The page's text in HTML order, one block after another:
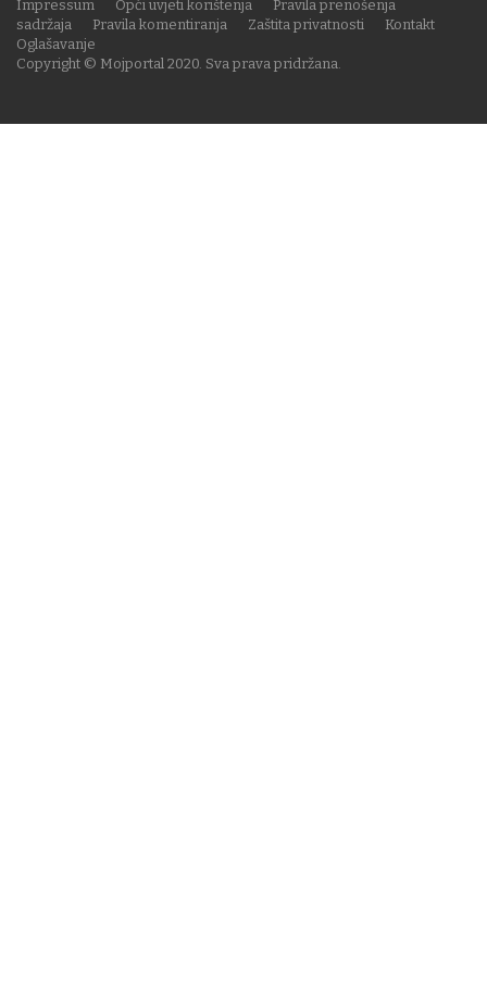
Copyright © Mojportal 2020. Sva prava pridržana.
Impressum Opći uvjeti korištenja
Pravila prenošenja
sadržaja
Pravila komentiranja Zaštita privatnosti
Kontakt
Oglašavanje